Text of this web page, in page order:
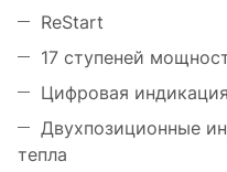
ReStart
17 ступеней
Цифровая
Двухпозиционные
тепла